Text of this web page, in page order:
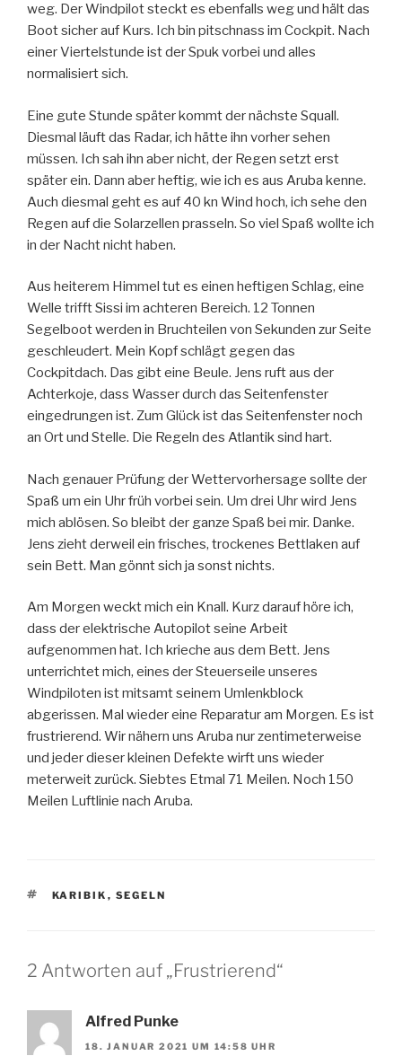
weg. Der Windpilot steckt es ebenfalls weg und hält das
Boot sicher auf Kurs. Ich bin pitschnass im Cockpit. Nach
einer Viertelstunde ist der Spuk vorbei und alles
normalisiert sich.
Eine gute Stunde später kommt der nächste Squall.
Diesmal läuft das Radar, ich hätte ihn vorher sehen
müssen. Ich sah ihn aber nicht, der Regen setzt erst
später ein. Dann aber heftig, wie ich es aus Aruba kenne.
Auch diesmal geht es auf 40 kn Wind hoch, ich sehe den
Regen auf die Solarzellen prasseln. So viel Spaß wollte ich
in der Nacht nicht haben.
Aus heiterem Himmel tut es einen heftigen Schlag, eine
Welle trifft Sissi im achteren Bereich. 12 Tonnen
Segelboot werden in Bruchteilen von Sekunden zur Seite
geschleudert. Mein Kopf schlägt gegen das
Cockpitdach. Das gibt eine Beule. Jens ruft aus der
Achterkoje, dass Wasser durch das Seitenfenster
eingedrungen ist. Zum Glück ist das Seitenfenster noch
an Ort und Stelle. Die Regeln des Atlantik sind hart.
Nach genauer Prüfung der Wettervorhersage sollte der
Spaß um ein Uhr früh vorbei sein. Um drei Uhr wird Jens
mich ablösen. So bleibt der ganze Spaß bei mir. Danke.
Jens zieht derweil ein frisches, trockenes Bettlaken auf
sein Bett. Man gönnt sich ja sonst nichts.
Am Morgen weckt mich ein Knall. Kurz darauf höre ich,
dass der elektrische Autopilot seine Arbeit
aufgenommen hat. Ich krieche aus dem Bett. Jens
unterrichtet mich, eines der Steuerseile unseres
Windpiloten ist mitsamt seinem Umlenkblock
abgerissen. Mal wieder eine Reparatur am Morgen. Es ist
frustrierend. Wir nähern uns Aruba nur zentimeterweise
und jeder dieser kleinen Defekte wirft uns wieder
meterweit zurück. Siebtes Etmal 71 Meilen. Noch 150
Meilen Luftlinie nach Aruba.
SCHLAGWÖRTER
KARIBIK , SEGELN
2 Antworten auf „Frustrierend“
Alfred Punke
18. JANUAR 2021 UM 14:58 UHR